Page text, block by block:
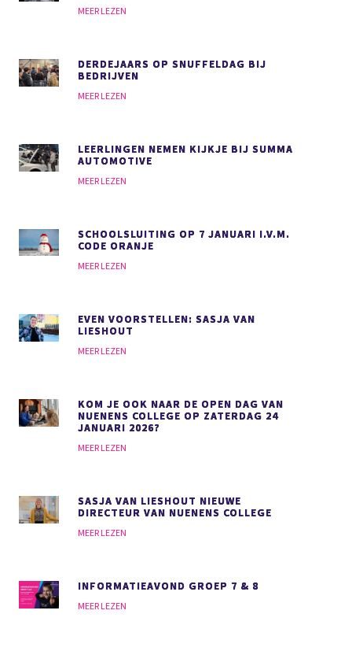
MEER LEZEN
DERDEJAARS OP SNUFFELDAG BIJ
BEDRIJVEN
MEER LEZEN
LEERLINGEN NEMEN KIJKJE BIJ SUMMA
AUTOMOTIVE
MEER LEZEN
SCHOOLSLUITING OP 7 JANUARI I.V.M.
CODE ORANJE
MEER LEZEN
EVEN VOORSTELLEN: SASJA VAN
LIESHOUT
MEER LEZEN
KOM JE OOK NAAR DE OPEN DAG VAN
NUENENS COLLEGE OP ZATERDAG 24
JANUARI 2026?
MEER LEZEN
SASJA VAN LIESHOUT NIEUWE
DIRECTEUR VAN NUENENS COLLEGE
MEER LEZEN
INFORMATIEAVOND GROEP 7 & 8
MEER LEZEN